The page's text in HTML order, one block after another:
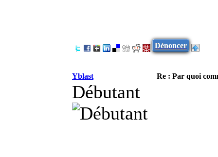
Dénoncer
Yblast Re : Par quoi
Débutant